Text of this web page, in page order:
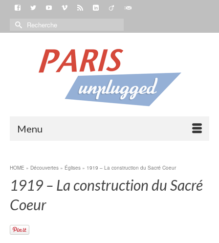
Menu
HOME » Découvertes » Églises » 1919 – La construction du Sacré Coeur
1919 – La construction du Sacré
Coeur